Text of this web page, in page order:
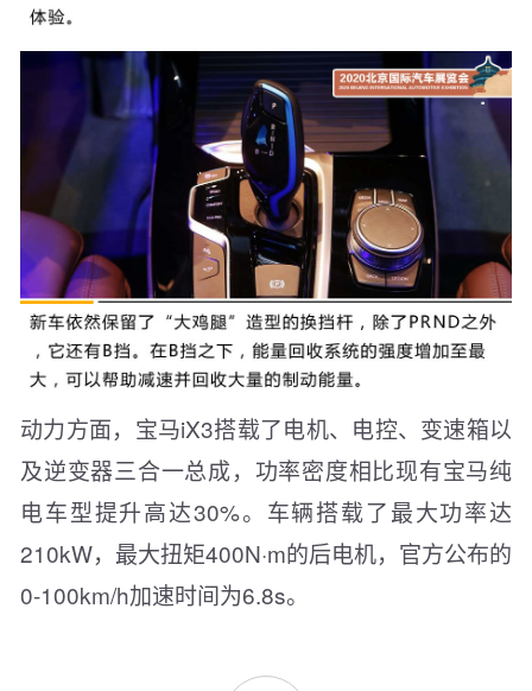
动力方面，宝马iX3搭载了电机、电控、变速箱以
及逆变器三合一总成，功率密度相比现有宝马纯
电车型提升高达30%。车辆搭载了最大功率达
210kW，最大扭矩400N·m的后电机，官方公布的
0-100km/h加速时间为6.8s。